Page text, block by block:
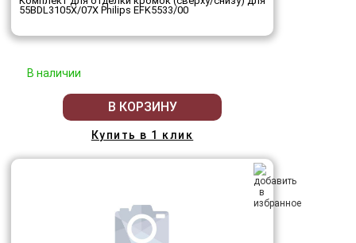
55BDL3105X/07X Philips EFK5533/00
В наличии
В КОРЗИНУ
Купить в 1 клик